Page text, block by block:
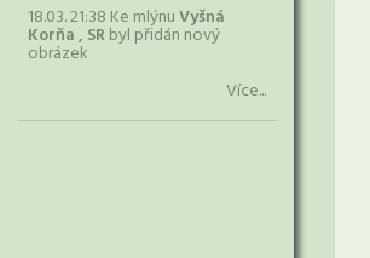
18.03. 21:38 Ke mlýnuVyšná
Korňa , SRbyl přidán nový
obrázek
Více...